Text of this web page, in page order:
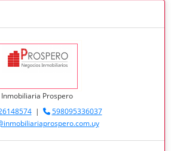
Inmobiliaria Prospero
|
598095336037